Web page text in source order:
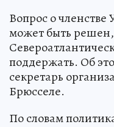
Вопрос о
может быть решен,
поддержать. Об
секретарь
Брюсселе.
По словам